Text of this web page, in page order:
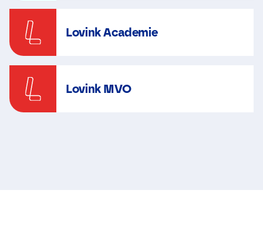
Lovink Academie
Lovink MVO